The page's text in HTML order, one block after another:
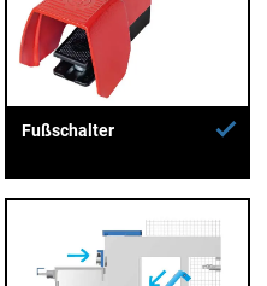
Fußschalter